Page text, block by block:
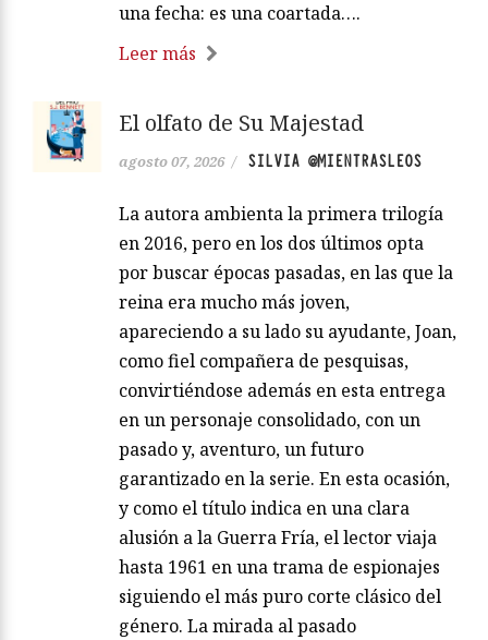
una fecha: es una coartada….
Leer más
El olfato de Su Majestad
agosto 07, 2026 / SILVIA @MIENTRASLEOS
La autora ambienta la primera trilogía
en 2016, pero en los dos últimos opta
por buscar épocas pasadas, en las que la
reina era mucho más joven,
apareciendo a su lado su ayudante, Joan,
como fiel compañera de pesquisas,
convirtiéndose además en esta entrega
en un personaje consolidado, con un
pasado y, aventuro, un futuro
garantizado en la serie. En esta ocasión,
y como el título indica en una clara
alusión a la Guerra Fría, el lector viaja
hasta 1961 en una trama de espionajes
siguiendo el más puro corte clásico del
género. La mirada al pasado